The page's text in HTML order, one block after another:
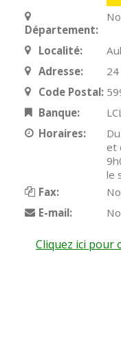
Département:
Localité:
Adresse:
Code Postal:
Banque:
Horaires:
et
le
Fax:
E-mail:
Cliquez ici pour